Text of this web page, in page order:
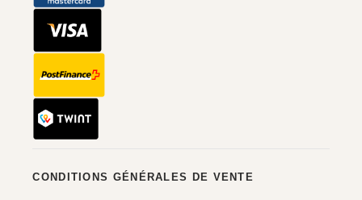
CONDITIONS GÉNÉRALES DE VENTE